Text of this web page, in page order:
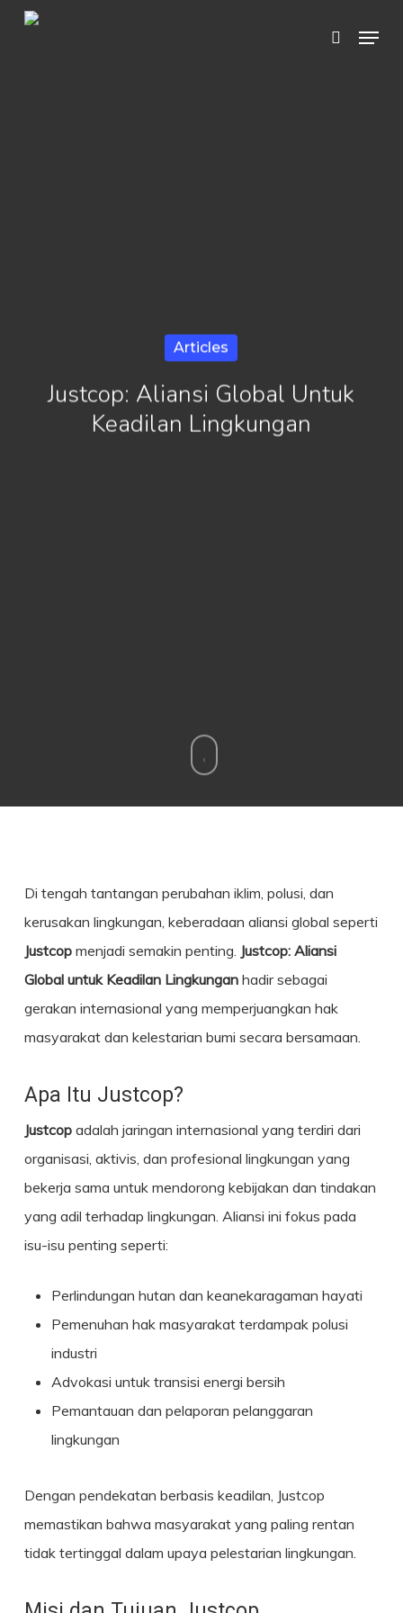
Skip
search
Menu
Articles
Justcop: Aliansi Global Untuk
Keadilan Lingkungan
Di tengah tantangan perubahan iklim, polusi, dan
kerusakan lingkungan, keberadaan aliansi global seperti
Justcopmenjadi semakin penting. Justcop: Aliansi
Global untuk Keadilan Lingkunganhadir sebagai
gerakan internasional yang memperjuangkan hak
masyarakat dan kelestarian bumi secara bersamaan.
Apa Itu Justcop?
Justcopadalah jaringan internasional yang terdiri dari
organisasi, aktivis, dan profesional lingkungan yang
bekerja sama untuk mendorong kebijakan dan tindakan
yang adil terhadap lingkungan. Aliansi ini fokus pada
isu-isu penting seperti:
Perlindungan hutan dan keanekaragaman hayati
Pemenuhan hak masyarakat terdampak polusi
industri
Advokasi untuk transisi energi bersih
Pemantauan dan pelaporan pelanggaran
lingkungan
Dengan pendekatan berbasis keadilan, Justcop
memastikan bahwa masyarakat yang paling rentan
tidak tertinggal dalam upaya pelestarian lingkungan.